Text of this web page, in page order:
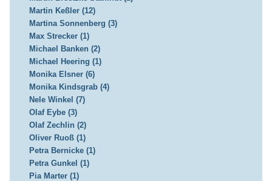
Martin Keßler (12)
Martina Sonnenberg (3)
Max Strecker (1)
Michael Banken (2)
Michael Heering (1)
Monika Elsner (6)
Monika Kindsgrab (4)
Nele Winkel (7)
Olaf Eybe (3)
Olaf Zechlin (2)
Oliver Ruoß (1)
Petra Bernicke (1)
Petra Gunkel (1)
Pia Marter (1)